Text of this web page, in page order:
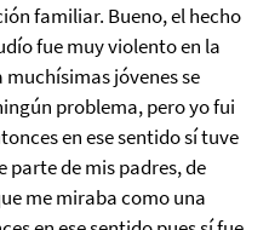
familiar. Bueno, el hecho
fue muy violento en la
jóvenes se
problema, pero yo fui
en ese sentido sí tuve
parte de mis padres, de
me miraba como una